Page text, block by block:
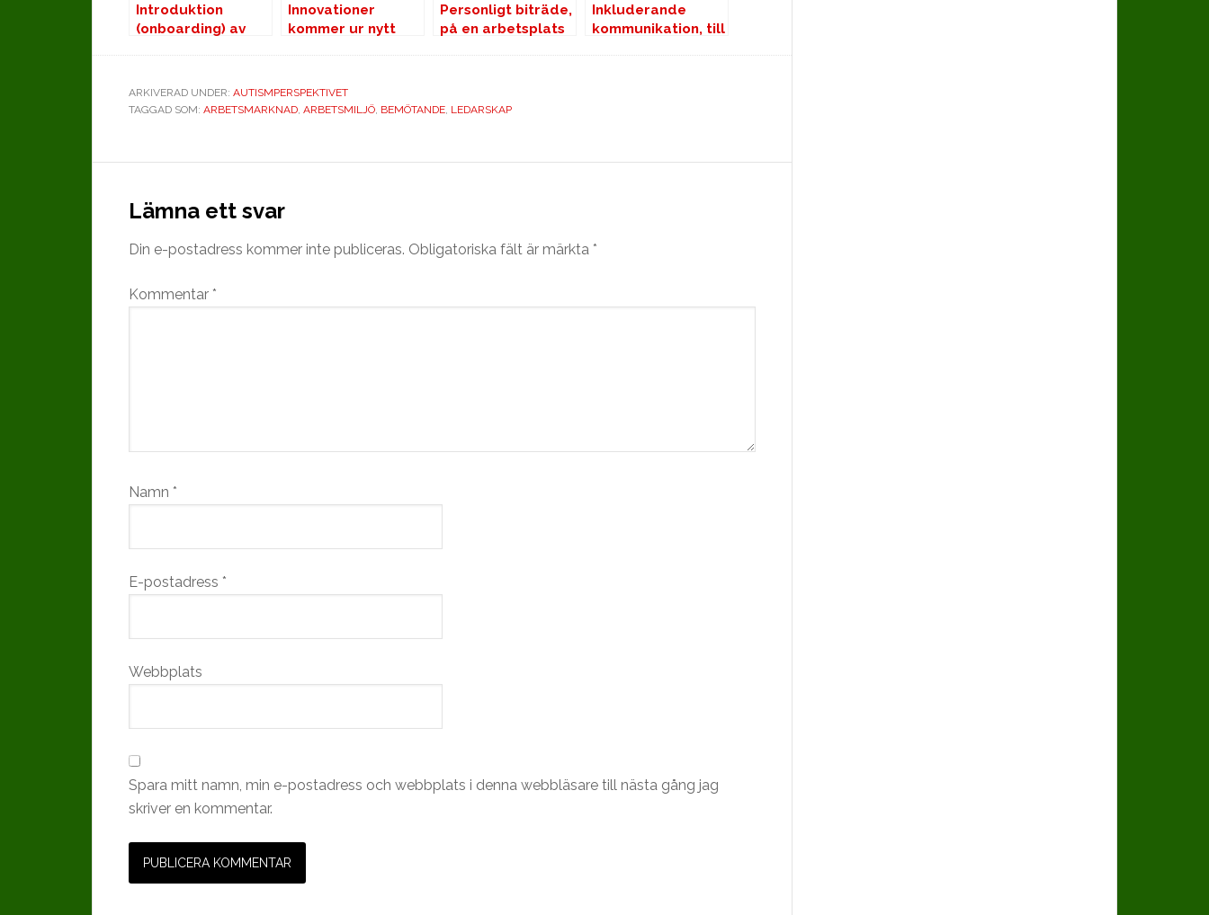
Introduktion
(onboarding) av
Innovationer
kommer ur nytt
Personligt biträde,
på en arbetsplats
Inkluderande
kommunikation, till
ARKIVERAD UNDER: AUTISMPERSPEKTIVET
TAGGAD SOM: ARBETSMARKNAD ARBETSMILJÖ BEMÖTANDE LEDARSKAP
Lämna ett svar
Din e-postadress kommer inte publiceras. Obligatoriska fält är märkta *
Kommentar *
Namn *
E-postadress *
Webbplats
Spara mitt namn, min e-postadress och webbplats i denna webbläsare till nästa gång jag
skriver en kommentar.